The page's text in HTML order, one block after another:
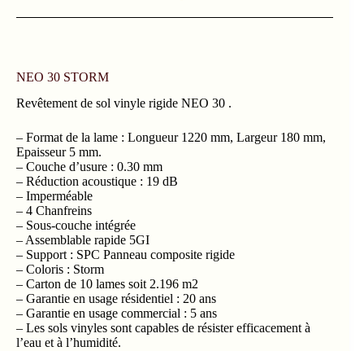
NEO 30 STORM
Revêtement de sol vinyle rigide NEO 30 .
– Format de la lame : Longueur 1220 mm, Largeur 180 mm,
Epaisseur 5 mm.
– Couche d’usure : 0.30 mm
– Réduction acoustique : 19 dB
– Imperméable
– 4 Chanfreins
– Sous-couche intégrée
– Assemblable rapide 5GI
– Support : SPC Panneau composite rigide
– Coloris : Storm
– Carton de 10 lames soit 2.196 m2
– Garantie en usage résidentiel : 20 ans
– Garantie en usage commercial : 5 ans
– Les sols vinyles sont capables de résister efficacement à
l’eau et à l’humidité.